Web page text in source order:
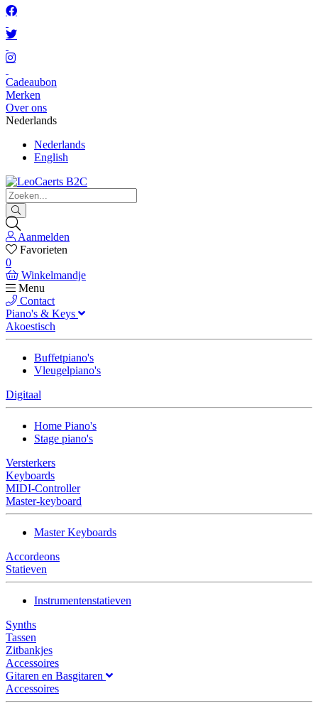
Cadeaubon
Merken
Over ons
Nederlands
Nederlands
English
Aanmelden
Favorieten
0
Winkelmandje
Menu
Contact
Piano's & Keys
Akoestisch
Buffetpiano's
Vleugelpiano's
Digitaal
Home Piano's
Stage piano's
Versterkers
Keyboards
MIDI-Controller
Master-keyboard
Master Keyboards
Accordeons
Statieven
Instrumentenstatieven
Synths
Tassen
Zitbankjes
Accessoires
Gitaren en Basgitaren
Accessoires